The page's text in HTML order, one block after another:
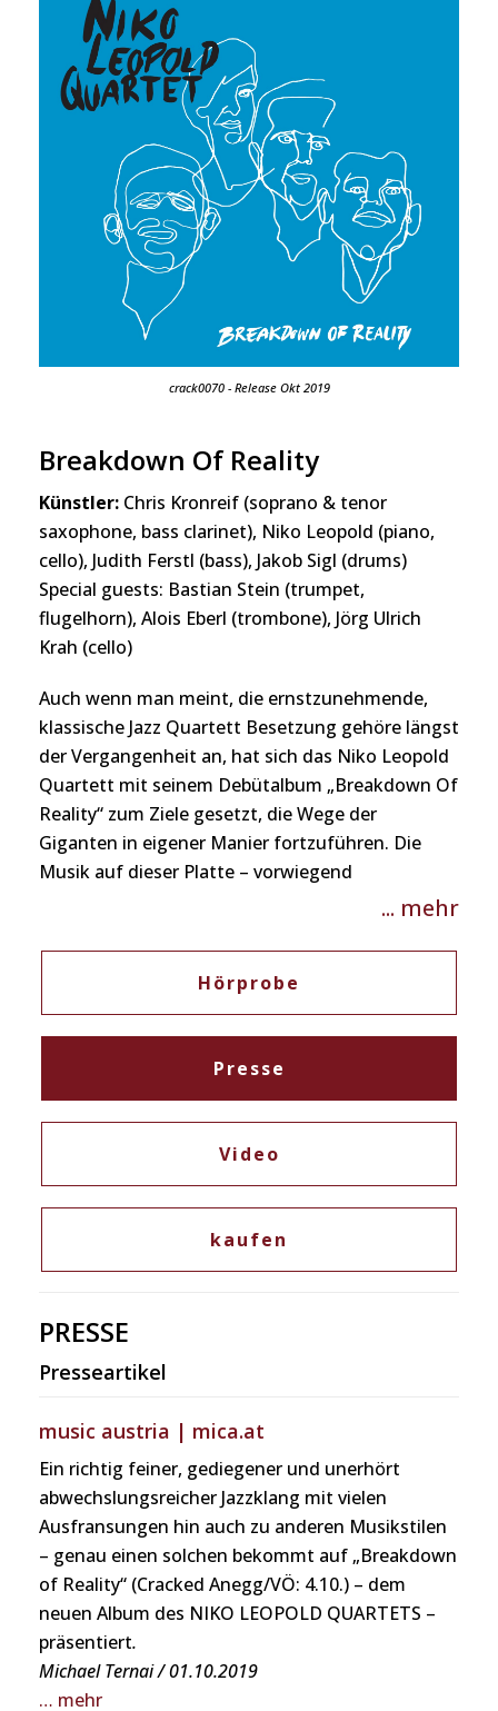
crack0070 - Release Okt 2019
Breakdown Of Reality
Künstler: Chris Kronreif (soprano & tenor
saxophone, bass clarinet), Niko Leopold (piano,
cello), Judith Ferstl (bass), Jakob Sigl (drums)
Special guests: Bastian Stein (trumpet,
flugelhorn), Alois Eberl (trombone), Jörg Ulrich
Krah (cello)
Auch wenn man meint, die ernstzunehmende,
klassische Jazz Quartett Besetzung gehöre längst
der Vergangenheit an, hat sich das Niko Leopold
Quartett mit seinem Debütalbum „Breakdown Of
Reality“ zum Ziele gesetzt, die Wege der
Giganten in eigener Manier fortzuführen. Die
Musik auf dieser Platte – vorwiegend
komponiert, und stellt die Spieler partiell vor
unkonventionelle Herausforderungen.
durch eine ungerade Taktart oder eine für ein
Instrumentation vom orchestralen
Gesichtspunkt für Niko Leopold ein großes
dieser jungen Truppe. Dies wird teils durch
Elektronik, teils durch Hinzunahme (im Jazz
diesem Zusammenhang doch kein allzu oft
gesehenes Instrument. Der Einfluss klassischer
„Remember the Master“- eines der Werke ist
schließlich einem der Großen der
Ein roter Faden verknüpft die einzelnen Titel der
Songs. Alle bezogen auf persönliche Erfahrungen
über den Zeitraum einer Dekade. „Breakdown of
Reality“ bezieht sich auf die Begegnung mit
einem großen Menschen. „The Quest“ auf die in
Folge erkannte Aufgabe. „Zwischen Blättern“
kann auf mehrere Arten gedeutet werden, steht
aber für die Suche nach authentischem Wissen.
„Remember the Master“ ist wie schon erwähnt J.
S. Bach gewidmet, der eine große Rolle in unserer
... mehr
Hörprobe
Presse
Video
kaufen
PRESSE
Presseartikel
music austria | mica.at
Ein richtig feiner, gediegener und unerhört
abwechslungsreicher Jazzklang mit vielen
Ausfransungen hin auch zu anderen Musikstilen
– genau einen solchen bekommt auf „Breakdown
of Reality“ (Cracked Anegg/VÖ: 4.10.) – dem
neuen Album des NIKO LEOPOLD QUARTETS –
präsentiert.
Michael Ternai / 01.10.2019
… mehr